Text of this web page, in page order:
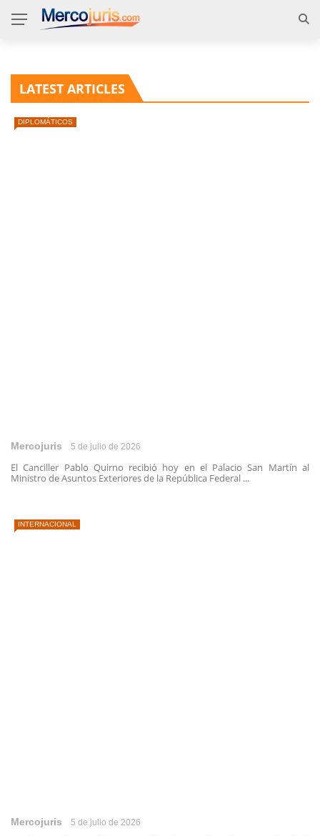
LATEST ARTICLES
DIPLOMÁTICOS
Mercojuris 5 de julio de 2026
El Canciller Pablo Quirno recibió hoy en el Palacio San Martín al
Ministro de Asuntos Exteriores de la República Federal ...
INTERNACIONAL
Mercojuris 5 de julio de 2026